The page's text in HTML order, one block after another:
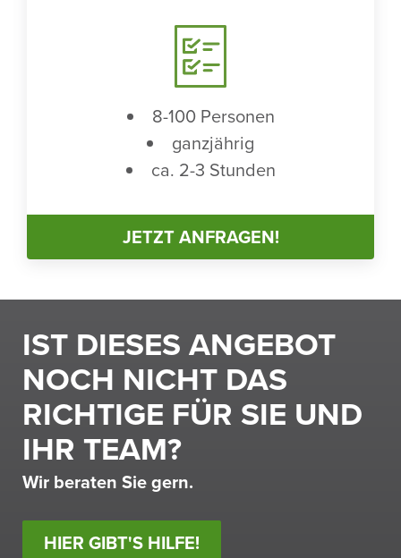
8-100 Personen
ganz­jährig
ca. 2-3 Stunden
JETZT ANFRAGEN!
IST DIESES ANGEBOT
NOCH NICHT DAS
RICH­TIGE FÜR SIE UND
IHR TEAM?
Wir beraten Sie gern.
HIER GIBT'S HILFE!